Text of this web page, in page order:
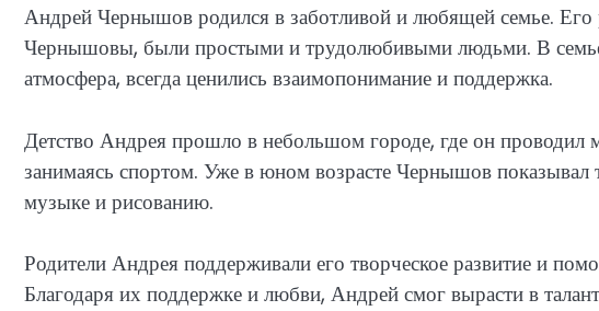
Андрей Чернышов родился в заботливой и любящей семье.
Чернышовы, были простыми и трудолюбивыми людьми. В
атмосфера, всегда ценились взаимопонимание и поддержка.
Детство Андрея прошло в небольшом городе, где он проводил
занимаясь спортом. Уже в юном возрасте Чернышов показывал
музыке и рисованию.
Родители Андрея поддерживали его творческое развитие и
Благодаря их поддержке и любви, Андрей смог вырасти в